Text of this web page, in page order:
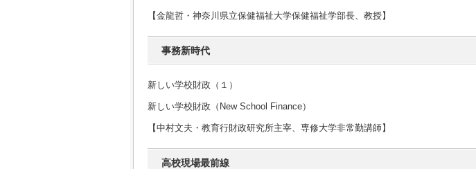
【金龍哲・神奈川県立保健福祉大学保健福祉学部長、教授】
事務新時代
新しい学校財政（１）
新しい学校財政（New School Finance）
【中村文夫・教育行財政研究所主宰、専修大学非常勤講師】
高校現場最前線